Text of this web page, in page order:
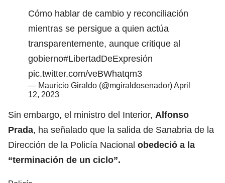
Cómo hablar de cambio y reconciliación
mientras se persigue a quien actúa
transparentemente, aunque critique al
gobierno#LibertadDeExpresión
pic.twitter.com/veBWhatqm3
— Mauricio Giraldo (@mgiraldosenador)April
12, 2023
Sin embargo, el ministro del Interior, Alfonso
Prada, ha señalado que la salida de Sanabria de la
Dirección de la Policía Nacional obedeció a la
“terminación de un ciclo”.